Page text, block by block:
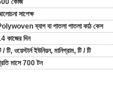
কেজি
সাপেক্ষ
ব্যাগ বা পাতলা পাতলা কাঠ কেস
কাজের দিন
/ টি, ওয়েস্টার্ন ইউনিয়ন, মানিগ্রাম, টি / টি
মাসে 700 টন